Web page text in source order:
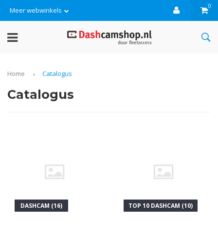
Meer webwinkels 0
Home Catalogus
Catalogus
DASHCAM (16) TOP 10 DASHCAM (10)